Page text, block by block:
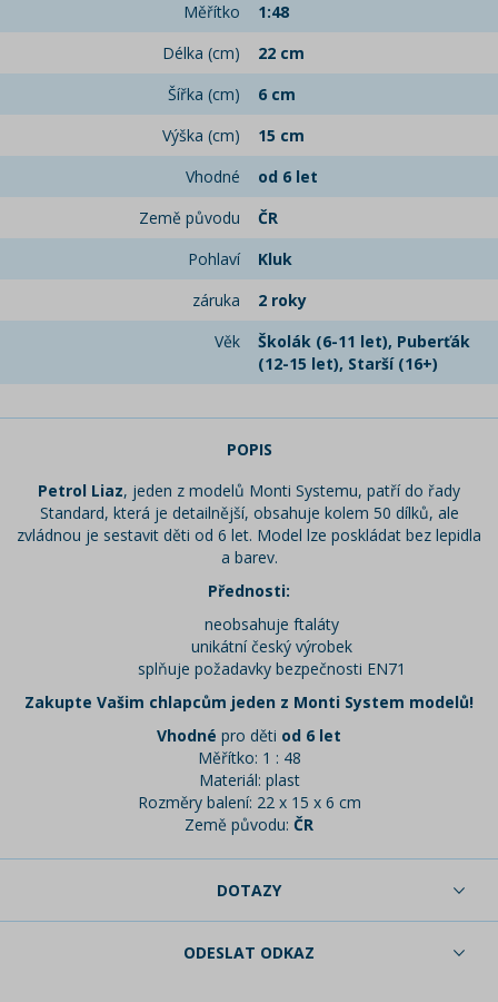
Měřítko
1:48
Délka (cm)
22 cm
Šířka (cm)
6 cm
Výška (cm)
15 cm
Vhodné
od 6 let
Země původu
ČR
Pohlaví
Kluk
záruka
2 roky
Věk
Školák (6-11 let), Puberťák
(12-15 let), Starší (16+)
POPIS
Petrol Liaz, jeden z modelů Monti Systemu, patří do řady
Standard, která je detailnější, obsahuje kolem 50 dílků, ale
zvládnou je sestavit děti od 6 let. Model lze poskládat bez lepidla
a barev.
Přednosti:
neobsahuje ftaláty
unikátní český výrobek
splňuje požadavky bezpečnosti EN71
Zakupte Vašim chlapcům jeden z Monti System modelů!
Vhodné pro děti od 6 let
Měřítko: 1 : 48
Materiál: plast
Rozměry balení: 22 x 15 x 6 cm
Země původu: ČR
DOTAZY
ODESLAT ODKAZ